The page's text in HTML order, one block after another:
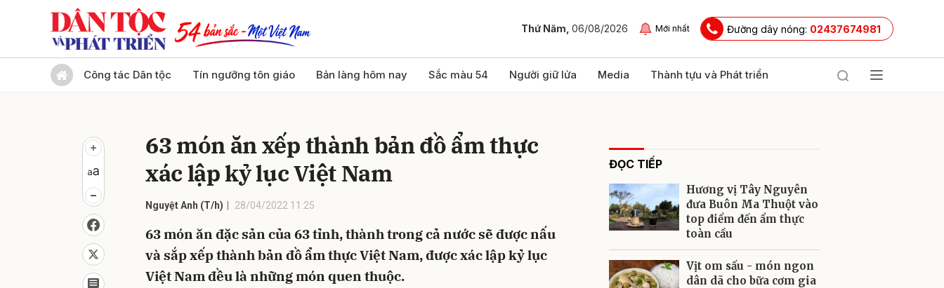
Thứ Năm, 06/08/2026 Mới nhất Đường dây nóng: 02437674981
Công tác Dân tộc Tín ngưỡng tôn giáo Bản làng hôm nay Sắc màu 54 Người giữ lửa Media Thành tựu và Phát triển
63 món ăn xếp thành bản đồ ẩm thực
xác lập kỷ lục Việt Nam
Nguyệt Anh (T/h) 28/04/2022 11:25
63 món ăn đặc sản của 63 tỉnh, thành trong cả nước sẽ được nấu
và sắp xếp thành bản đồ ẩm thực Việt Nam, được xác lập kỷ lục
Việt Nam đều là những món quen thuộc.
ĐỌC TIẾP
Hương vị Tây Nguyên
đưa Buôn Ma Thuột vào
top điểm đến ẩm thực
toàn cầu
Vịt om sấu - món ngon
dân dã cho bữa cơm gia
Gửi bình luận
Hủy Gửi